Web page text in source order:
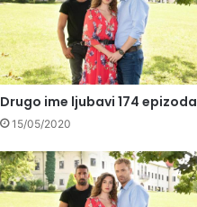
Drugo ime ljubavi 174 epizoda
15/05/2020